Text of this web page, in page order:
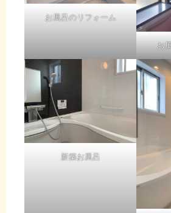
お風呂のリフォーム
お
新築お風呂